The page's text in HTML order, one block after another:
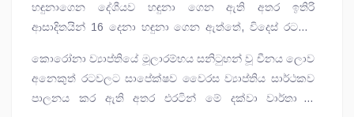
හඳුනාගෙන දේශීයව හඳුනා ගෙන ඇති අතර ඉතිරි
ආසාදිතයින් 16 දෙනා හඳුනා ගෙන ඇත්තේ, විදෙස් රටවල
කොරෝනා ව්‍යාප්තියේ මූලාරම්භය සනිටුහන් වූ චීනය ලොව
අනෙකුත් රටවලට සාපේක්ෂව වෛරස ව්‍යාප්තිය සාර්ථකව
පාලනය කර ඇති අතර එරටින් මේ දක්වා වාර්තා වී